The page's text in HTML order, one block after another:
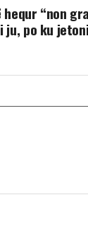
“non
ju, po ku